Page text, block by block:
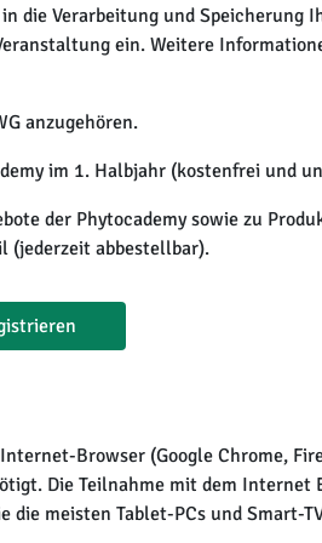
die Verarbeitung und Speicherung
ein. Weitere
anzugehören.
im 1. Halbjahr (kostenfrei und
der Phytocademy sowie zu
(jederzeit abbestellbar).
Browser (Google Chrome,
Die Teilnahme mit dem Internet
meisten Tablet-PCs und Smart-